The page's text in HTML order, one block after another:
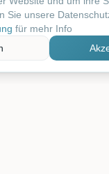
Sie unsere
für mehr Info